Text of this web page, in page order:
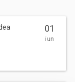
01
iun